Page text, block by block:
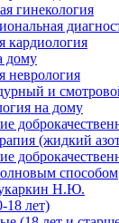
гинекология
кардиология
дому
неврология
и
на дому
(жидкий
способом
Н.Ю.
18 лет)